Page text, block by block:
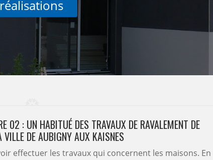
02 : UN HABITUÉ DES TRAVAUX DE RAVALEMENT DE
VILLE DE AUBIGNY AUX KAISNES
effectuer les travaux qui concernent les maisons. En